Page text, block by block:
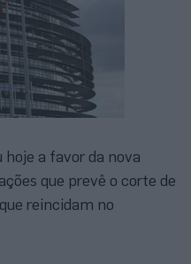
a favor da nova
que prevê o corte de
reincidam no